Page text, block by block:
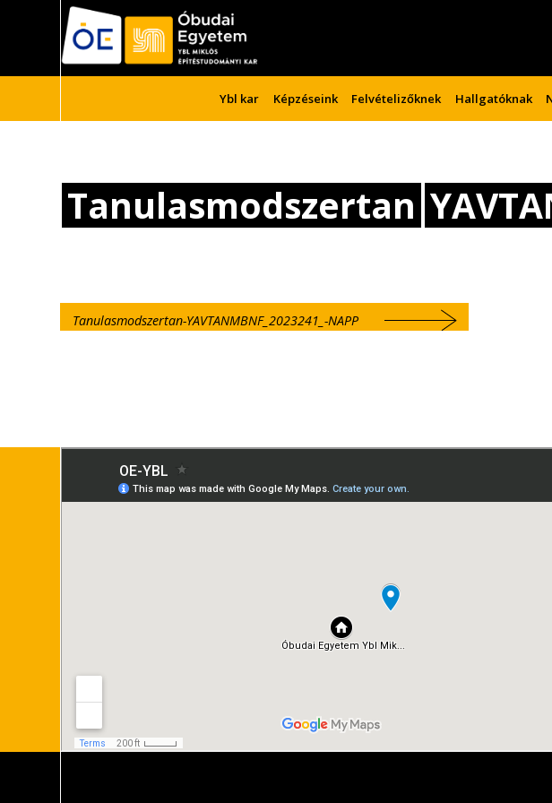
Ybl kar Képzéseink Felvételizőknek Hallgatóknak
Tanulasmodszertan
Tanulasmodszertan-YAVTANMBNF_2023241_-NAPP